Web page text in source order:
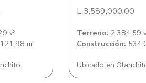
v²
121.98 m²
L 3,589,000.00
Terreno: 2,384.59
Construcción:
Ubicado en